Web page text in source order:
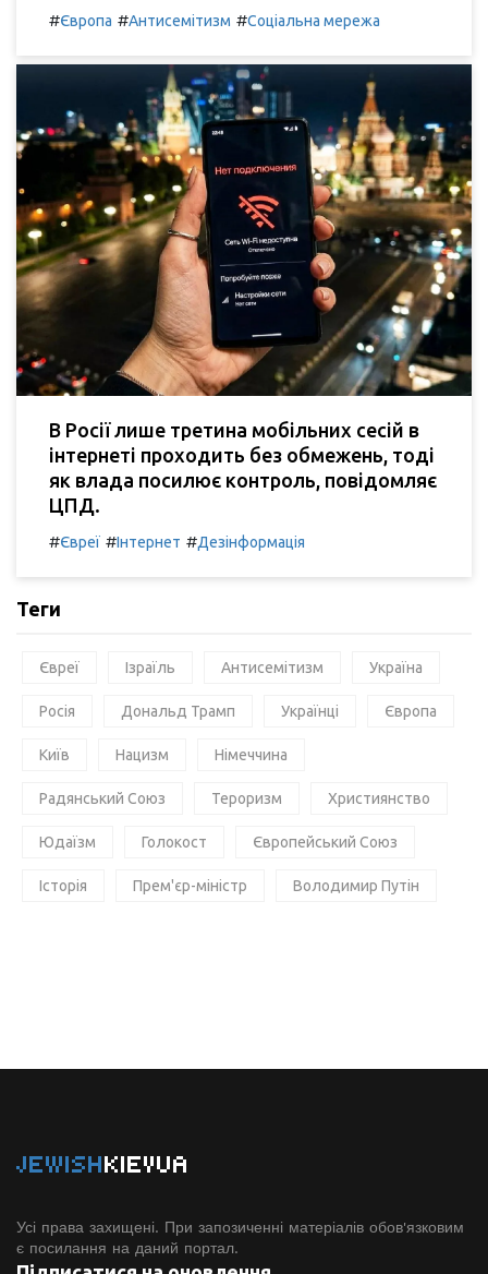
#Європа #Антисемітизм #Соціальна мережа
В Росії лише третина мобільних сесій в
інтернеті проходить без обмежень, тоді
як влада посилює контроль, повідомляє
ЦПД.
#Євреї #Інтернет #Дезінформація
Теги
Євреї Ізраїль Антисемітизм Україна
Росія Дональд Трамп Українці Європа
Київ Нацизм Німеччина
Радянський Союз Тероризм Християнство
Юдаїзм Голокост Європейський Союз
Історія Прем'єр-міністр Володимир Путін
JEWISHKIEVUA
Усі права захищені. При запозиченні матеріалів обов'язковим
є посилання на даний портал.